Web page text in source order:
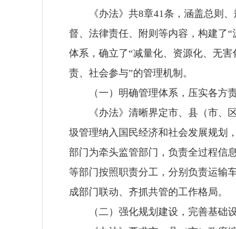
《办法》共8章41条，涵盖总则
督、法律责任、附则等内容，构建了
体系，确立了“减量化、资源化、无
责、社会参与”的管理机制。
（一）明确管理体系，压实各方
《办法》清晰界定市、县（市
圾管理纳入国民经济和社会发展规划
部门为牵头监管部门，负责全过程信
等部门按照职责分工，分别负责运输
成部门联动、齐抓共管的工作格局。
（二）强化规划建设，完善基础